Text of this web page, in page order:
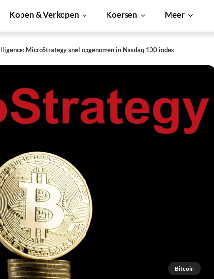
Kopen & Verkopen Koersen Meer
MicroStrategy snel opgenomen in Nasdaq 100 index
Bitcoin